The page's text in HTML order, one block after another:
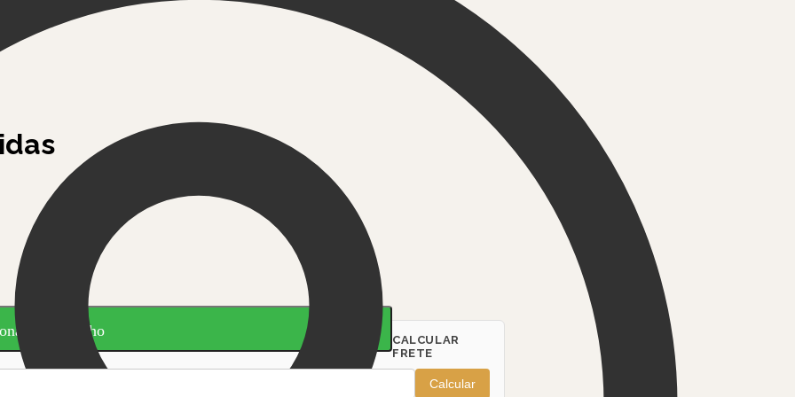
ao carrinho
CALCULAR
FRETE
Calcular